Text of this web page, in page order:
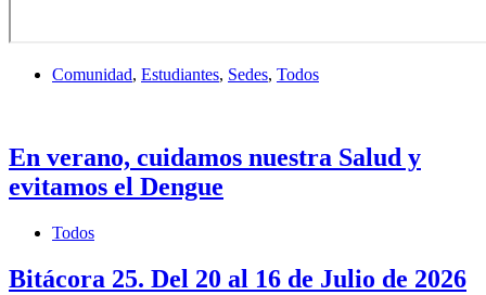
Comunidad, Estudiantes, Sedes, Todos
En verano, cuidamos nuestra Salud y
evitamos el Dengue
Todos
Bitácora 25. Del 20 al 16 de Julio de 2026